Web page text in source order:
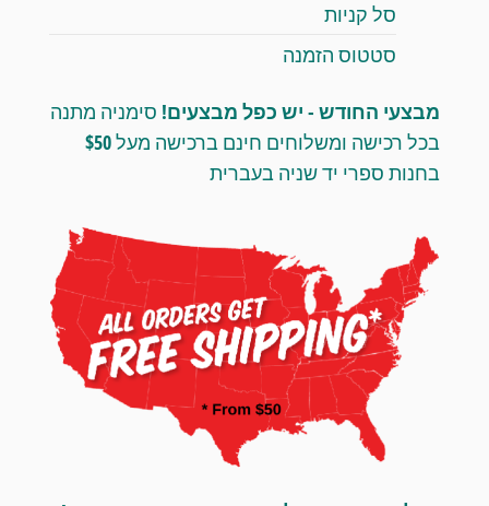
סל קניות
סטטוס הזמנה
מבצעי החודש - יש כפל מבצעים! סימניה מתנה
בכל רכישה ומשלוחים חינם ברכישה מעל $50
בחנות ספרי יד שניה בעברית